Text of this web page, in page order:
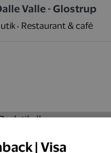
Valle - Glostrup
Restaurant & café
| Visa